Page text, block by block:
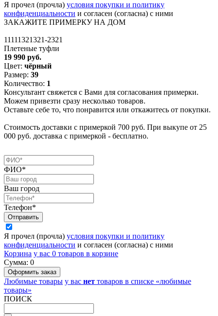
Я прочел (прочла) условия покупки и политику
конфиденциальности и согласен (согласна) с ними
ЗАКАЖИТЕ ПРИМЕРКУ НА ДОМ
11111321321-2321
Плетеные туфли
19 990 руб.
Цвет: чёрный
Размер: 39
Количество: 1
Консультант свяжется с Вами для согласования примерки.
Можем привезти сразу несколько товаров.
Оставьте себе то, что понравится или откажитесь от покупки.
Стоимость доставки с примеркой 700 руб. При выкупе от 25
000 руб. доставка с примеркой - бесплатно.
ФИО*
Ваш город
Телефон*
Я прочел (прочла) условия покупки и политику
конфиденциальности и согласен (согласна) с ними
Корзина у вас 0 товаров в корзине
Сумма: 0
Любимые товары у вас нет товаров в списке «любимые
товары»
ПОИСК